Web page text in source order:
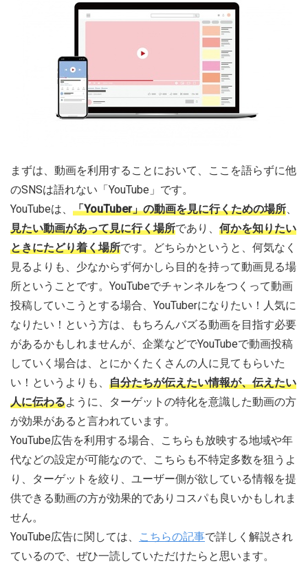
まずは、動画を利用することにおいて、ここを語らずに他
のSNSは語れない「YouTube」です。
YouTubeは、 「YouTuber」の動画を見に行くための場所、
見たい動画があって見に行く場所であり、 何かを知りたい
ときにたどり着く場所です。どちらかというと、何気なく
見るよりも、少なからず何かしら目的を持って動画見る場
所ということです。YouTubeでチャンネルをつくって動画
投稿していこうとする場合、YouTuberになりたい！人気に
なりたい！という方は、もちろんバズる動画を目指す必要
があるかもしれませんが、企業などでYouTubeで動画投稿
していく場合は、とにかくたくさんの人に見てもらいた
い！というよりも、 自分たちが伝えたい情報が、伝えたい
人に伝わるように、ターゲットの特化を意識した動画の方
が効果があると言われています。
YouTube広告を利用する場合、こちらも放映する地域や年
代などの設定が可能なので、こちらも不特定多数を狙うよ
り、ターゲットを絞り、ユーザー側が欲している情報を提
供できる動画の方が効果的でありコスパも良いかもしれま
せん。
YouTube広告に関しては、
こちらの記事で詳しく解説され
ているので、ぜひ一読していただけたらと思います。